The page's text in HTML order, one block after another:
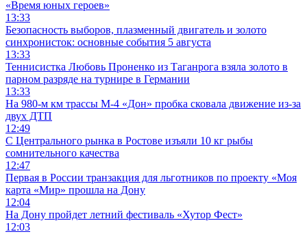
«Время юных героев»
13:33
Безопасность выборов, плазменный двигатель и золото
синхронисток: основные события 5 августа
13:33
Теннисистка Любовь Проненко из Таганрога взяла золото в
парном разряде на турнире в Германии
13:33
На 980‑м км трассы М‑4 «Дон» пробка сковала движение из-за
двух ДТП
12:49
С Центрального рынка в Ростове изъяли 10 кг рыбы
сомнительного качества
12:47
Первая в России транзакция для льготников по проекту «Моя
карта «Мир» прошла на Дону
12:04
На Дону пройдет летний фестиваль «Хутор Фест»
12:03